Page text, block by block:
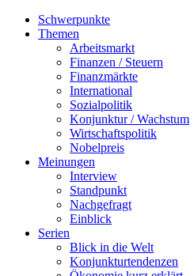
Schwerpunkte
Themen
Arbeitsmarkt
Finanzen / Steuern
Finanzmärkte
International
Sozialpolitik
Konjunktur / Wachstum
Wirtschaftspolitik
Nobelpreis
Meinungen
Interview
Standpunkt
Nachgefragt
Einblick
Serien
Blick in die Welt
Konjunkturtendenzen